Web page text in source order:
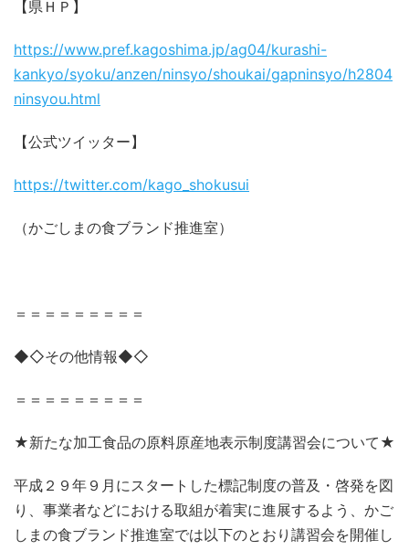
【県ＨＰ】
https://www.pref.kagoshima.jp/ag04/kurashi-
kankyo/syoku/anzen/ninsyo/shoukai/gapninsyo/h2804
ninsyou.html
【公式ツイッター】
https://twitter.com/kago_shokusui
（かごしまの食ブランド推進室）
＝＝＝＝＝＝＝＝＝
◆◇その他情報◆◇
＝＝＝＝＝＝＝＝＝
★新たな加工食品の原料原産地表示制度講習会について★
平成２９年９月にスタートした標記制度の普及・啓発を図
り、事業者などにおける取組が着実に進展するよう、かご
しまの食ブランド推進室では以下のとおり講習会を開催し